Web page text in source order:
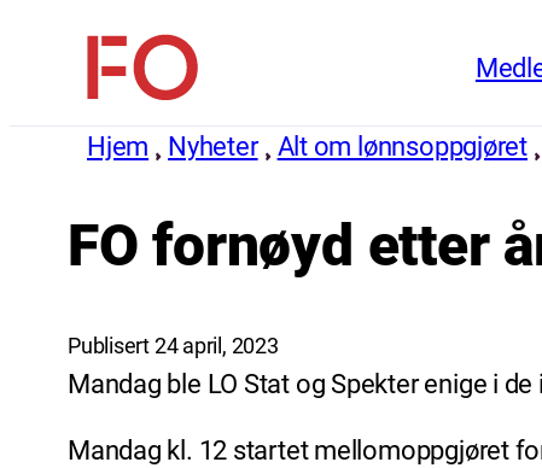
innholdFO
(Fellesorganisasjonen)
Hjem Nyheter Alt om lønnsoppgjøret
FO fornøyd etter
Publisert 24 april, 2023
Mandag ble LO Stat og Spekter enige i
Mandag kl. 12 startet mellomoppgjøret